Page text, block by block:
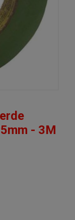
- 3M